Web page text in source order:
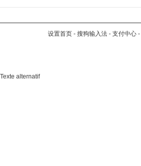
设置首页 - 搜狗输入法 - 支付中心 -
Texte alternatif